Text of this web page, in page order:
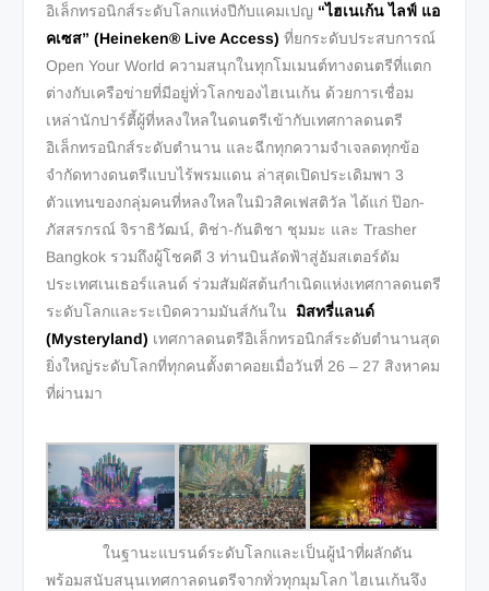
อิเล็กทรอนิกส์ระดับโลกแห่งปีกับแคมเปญ “ไฮเนเก้น ไลฟ์ แอ
คเซส” (Heineken® Live Access) ที่ยกระดับประสบการณ์
Open Your World ความสนุกในทุกโมเมนต์ทางดนตรีที่แตก
ต่างกับเครือข่ายที่มีอยู่ทั่วโลกของไฮเนเก้น ด้วยการเชื่อม
เหล่านักปาร์ตี้ผู้ที่หลงใหลในดนตรีเข้ากับเทศกาลดนตรี
อิเล็กทรอนิกส์ระดับตำนาน และฉีกทุกความจำเจลดทุกข้อ
จำกัดทางดนตรีแบบไร้พรมแดน ล่าสุดเปิดประเดิมพา 3
ตัวแทนของกลุ่มคนที่หลงใหลในมิวสิคเฟสติวัล ได้แก่ ป๊อก-
ภัสสรกรณ์ จิราธิวัฒน์, ติช่า-กันติชา ชุมมะ และ Trasher
Bangkok รวมถึงผู้โชคดี 3 ท่านบินลัดฟ้าสู่อัมสเตอร์ดัม
ประเทศเนเธอร์แลนด์ ร่วมสัมผัสต้นกำเนิดแห่งเทศกาลดนตรี
ระดับโลกและระเบิดความมันส์กันใน มิสทรี่แลนด์
(Mysteryland) เทศกาลดนตรีอิเล็กทรอนิกส์ระดับตำนานสุด
ยิ่งใหญ่ระดับโลกที่ทุกคนตั้งตาคอยเมื่อวันที่ 26 – 27 สิงหาคม
ที่ผ่านมา
ในฐานะแบรนด์ระดับโลกและเป็นผู้นำที่ผลักดัน
พร้อมสนับสนุนเทศกาลดนตรีจากทั่วทุกมุมโลก ไฮเนเก้นจึง